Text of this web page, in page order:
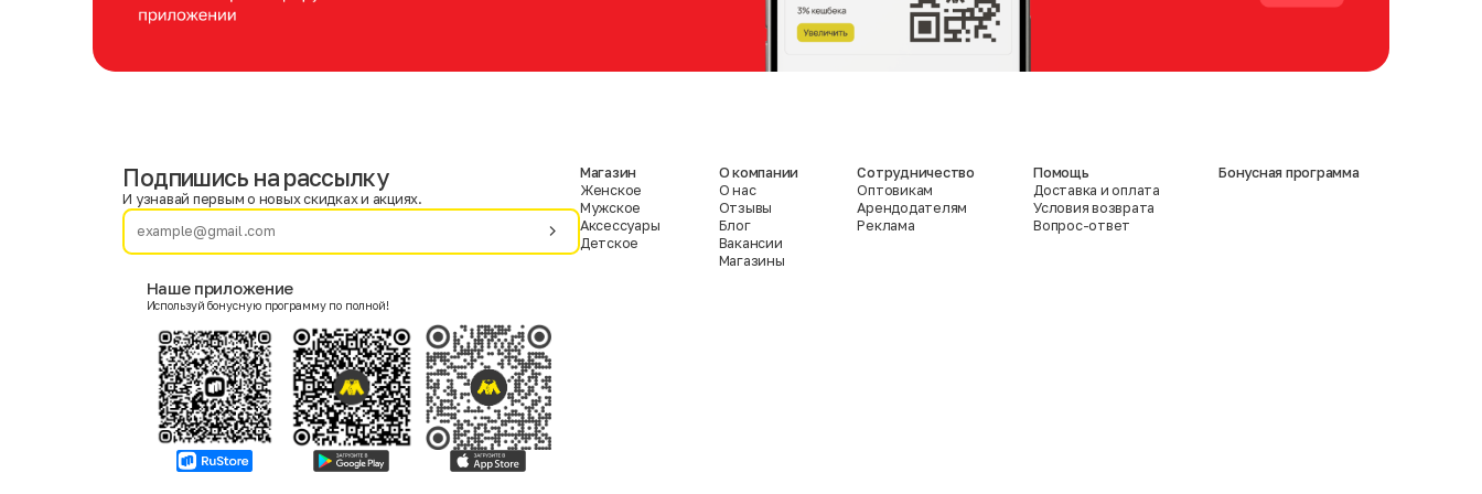
Фамилия
Женский
Согласие на получение чеков по электронной почте
Подпишись на рассылку
И узнавай первым о новых скидках и акциях.
Наше приложение
Используй бонусную программу по полной!
Магазин
Женское
Мужское
Аксессуары
Детское
О компании
О нас
Отзывы
Блог
Вакансии
Магазины
Сотрудничество
Оптовикам
Арендодателям
Реклама
Помощь
Доставка и оплата
Условия возврата
Вопрос-ответ
Бонусная программа